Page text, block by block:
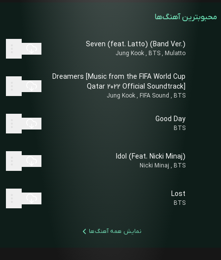
محبوبترین آهنگ‌ها
Seven (feat. Latto) (Band Ver.)
Jung Kook , BTS , Mulatto
Dreamers [Music from the FIFA World Cup
Qatar 2022 Official Soundtrack]
Jung Kook , FIFA Sound , BTS
Good Day
BTS
Idol (Feat. Nicki Minaj)
Nicki Minaj , BTS
Lost
BTS
نمایش همه آهنگ‌ها